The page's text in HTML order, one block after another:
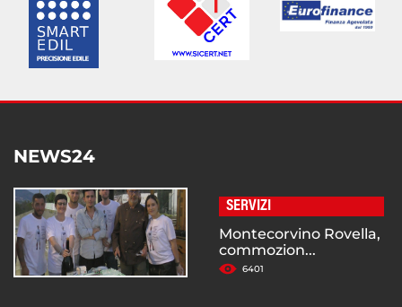
NEWS24
SERVIZI
Montecorvino Rovella,
commozion...
6401